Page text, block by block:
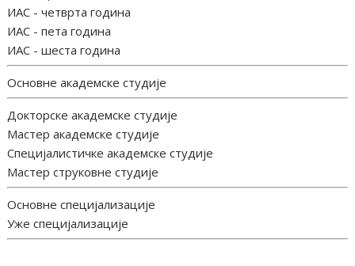
ИАС - четврта година
ИАС - пета година
ИАС - шеста година
Основне академске студије
Докторске академске студије
Мастер академске студије
Специјалистичке академске студије
Мастер струковне студије
Основне специјализације
Уже специјализације